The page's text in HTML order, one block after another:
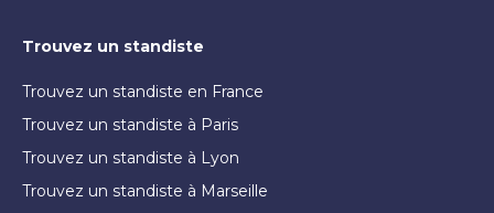
Trouvez un standiste
Trouvez un standiste en France
Trouvez un standiste à Paris
Trouvez un standiste à Lyon
Trouvez un standiste à Marseille